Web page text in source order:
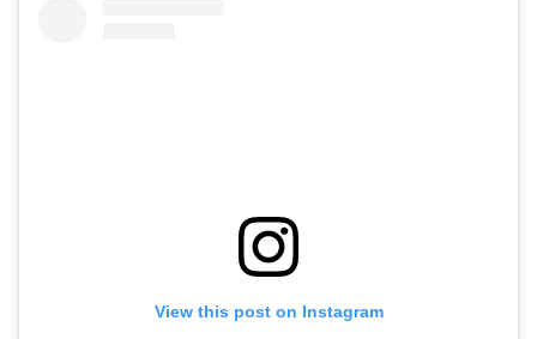
View this post on Instagram